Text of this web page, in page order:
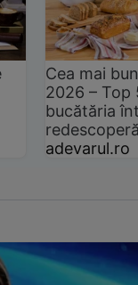
Cea mai
2026 –
bucătăria
adevarul.ro